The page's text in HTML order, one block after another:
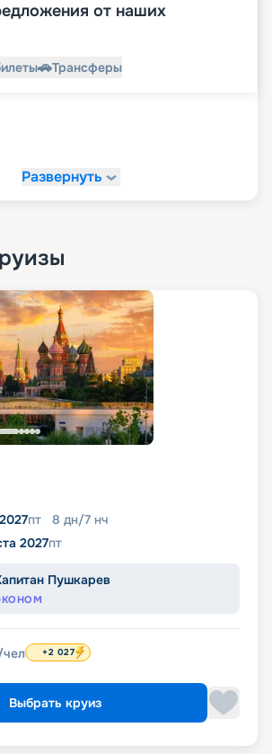
от наших
🚗Трансферы
Развернуть
пт 8 дн/7 нч
2027пт
Пушкарев
+2 027
Выбрать круиз